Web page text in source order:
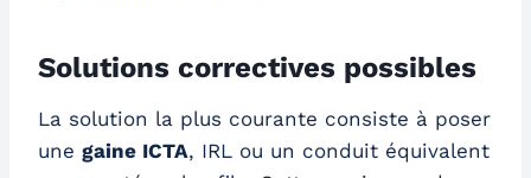
Solutions correctives possibles
La solution la plus courante consiste à poser
une gaine ICTA, IRL ou un conduit équivalent